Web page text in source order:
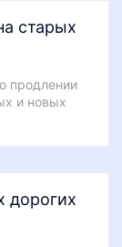
старых
продлении
и новых
дорогих